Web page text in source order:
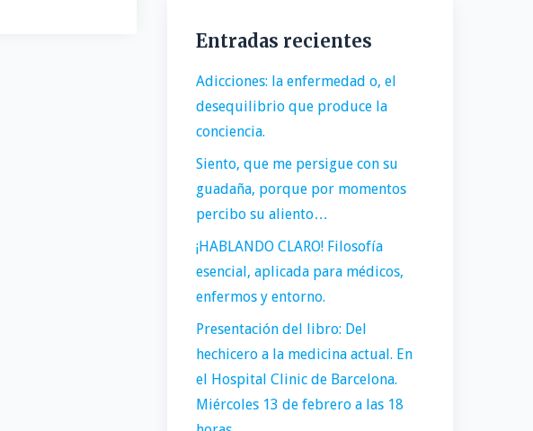
Entradas recientes
Adicciones: la enfermedad o, el
desequilibrio que produce la
conciencia.
Siento, que me persigue con su
guadaña, porque por momentos
percibo su aliento…
¡HABLANDO CLARO! Filosofía
esencial, aplicada para médicos,
enfermos y entorno.
Presentación del libro: Del
hechicero a la medicina actual. En
el Hospital Clinic de Barcelona.
Miércoles 13 de febrero a las 18